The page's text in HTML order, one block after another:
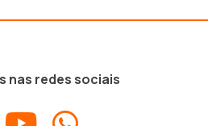
nas redes sociais